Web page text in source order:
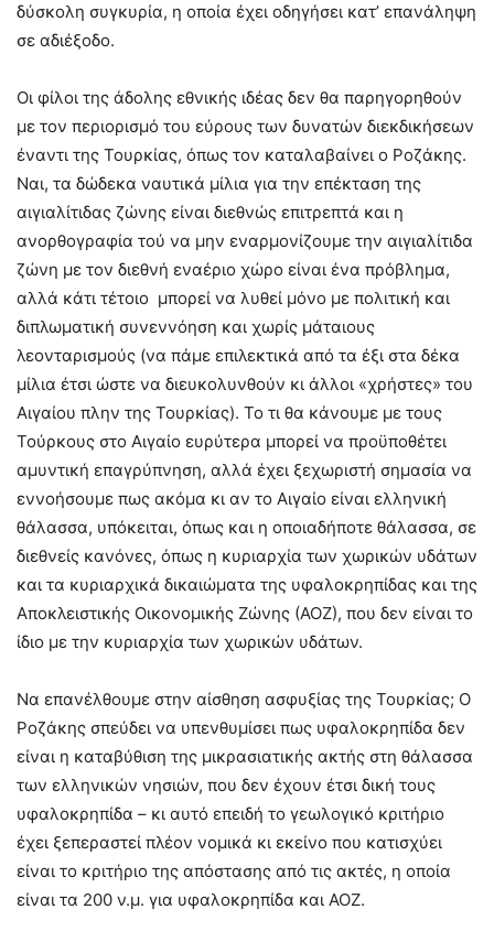
δύσκολη συγκυρία, η οποία έχει οδηγήσει κατ’ επανάληψη
σε αδιέξοδο.
Οι φίλοι της άδολης εθνικής ιδέας δεν θα παρηγορηθούν
με τον περιορισμό του εύρους των δυνατών διεκδικήσεων
έναντι της Τουρκίας, όπως τον καταλαβαίνει ο Ροζάκης.
Ναι, τα δώδεκα ναυτικά μίλια για την επέκταση της
αιγιαλίτιδας ζώνης είναι διεθνώς επιτρεπτά και η
ανορθογραφία τού να μην εναρμονίζουμε την αιγιαλίτιδα
ζώνη με τον διεθνή εναέριο χώρο είναι ένα πρόβλημα,
αλλά κάτι τέτοιο μπορεί να λυθεί μόνο με πολιτική και
διπλωματική συνεννόηση και χωρίς μάταιους
λεονταρισμούς (να πάμε επιλεκτικά από τα έξι στα δέκα
μίλια έτσι ώστε να διευκολυνθούν κι άλλοι «χρήστες» του
Αιγαίου πλην της Τουρκίας). Το τι θα κάνουμε με τους
Τούρκους στο Αιγαίο ευρύτερα μπορεί να προϋποθέτει
αμυντική επαγρύπνηση, αλλά έχει ξεχωριστή σημασία να
εννοήσουμε πως ακόμα κι αν το Αιγαίο είναι ελληνική
θάλασσα, υπόκειται, όπως και η οποιαδήποτε θάλασσα, σε
διεθνείς κανόνες, όπως η κυριαρχία των χωρικών υδάτων
και τα κυριαρχικά δικαιώματα της υφαλοκρηπίδας και της
Αποκλειστικής Οικονομικής Ζώνης (ΑΟΖ), που δεν είναι το
ίδιο με την κυριαρχία των χωρικών υδάτων.
Να επανέλθουμε στην αίσθηση ασφυξίας της Τουρκίας; Ο
Ροζάκης σπεύδει να υπενθυμίσει πως υφαλοκρηπίδα δεν
είναι η καταβύθιση της μικρασιατικής ακτής στη θάλασσα
των ελληνικών νησιών, που δεν έχουν έτσι δική τους
υφαλοκρηπίδα – κι αυτό επειδή το γεωλογικό κριτήριο
έχει ξεπεραστεί πλέον νομικά κι εκείνο που κατισχύει
είναι το κριτήριο της απόστασης από τις ακτές, η οποία
είναι τα 200 ν.μ. για υφαλοκρηπίδα και ΑΟΖ.